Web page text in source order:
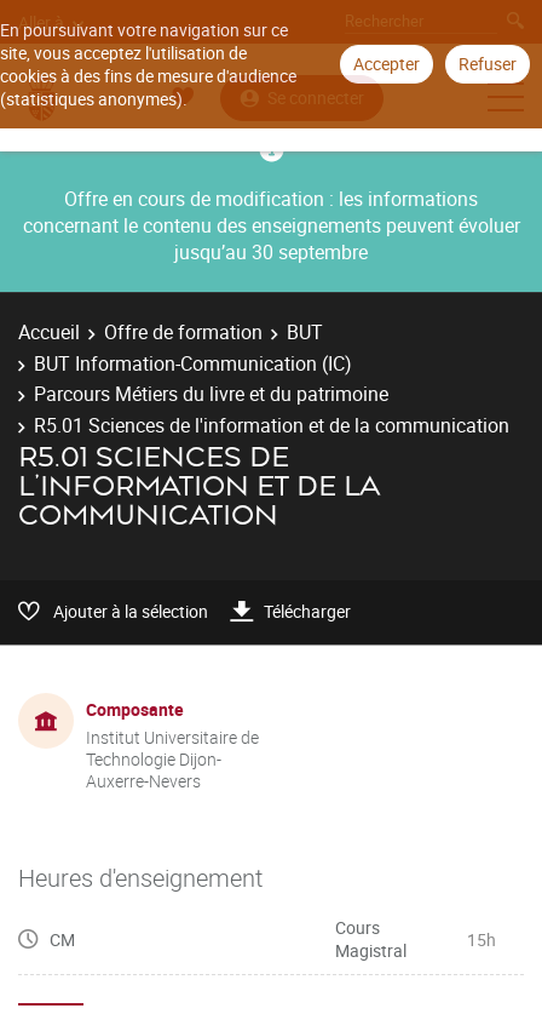
En poursuivant votre navigation sur ce
site, vous acceptez l'utilisation de
cookies à des fins de mesure d'audience
(statistiques anonymes).
Accepter Refuser
Aller à
Se connecter
Offre en cours de modification : les informations
concernant le contenu des enseignements peuvent évoluer
jusqu’au 30 septembre
Accueil Offre de formation
BUT
BUT Information-Communication (IC)
Parcours Métiers du livre et du patrimoine
R5.01 Sciences de l'information et de la communication
R5.01 SCIENCES DE
L'INFORMATION ET DE LA
COMMUNICATION
Ajouter à la sélection Télécharger
Composante
Institut Universitaire de
Technologie Dijon-
Auxerre-Nevers
Heures d'enseignement
CM
Cours
Magistral
15h